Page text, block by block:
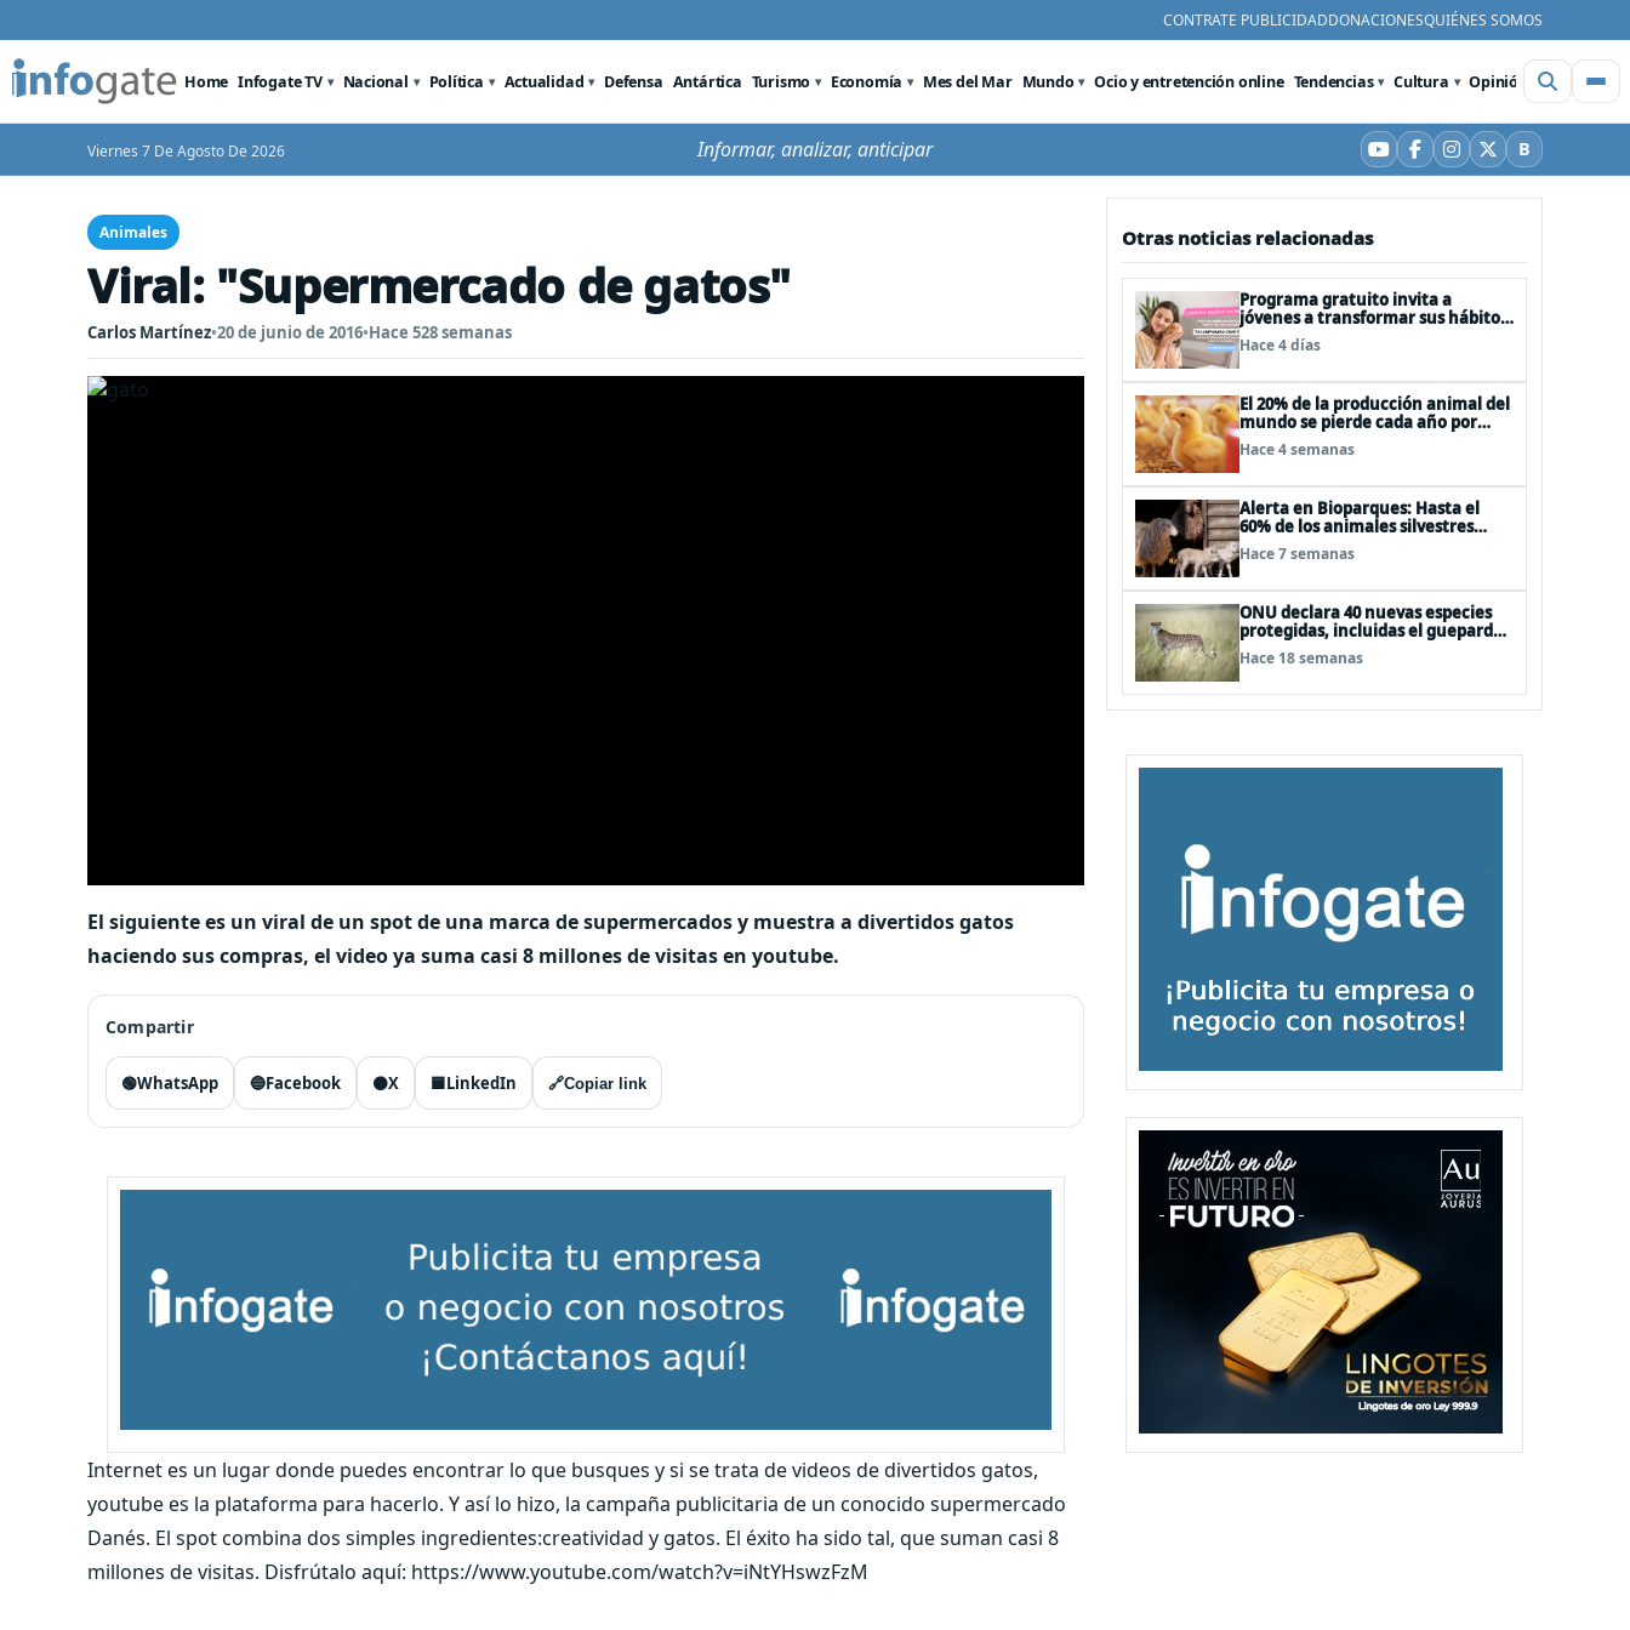
CONTRATE PUBLICIDADDONACIONESQUIÉNES SOMOS
Home Infogate TV Nacional Política Actualidad Defensa Antártica Turismo Economía Mes del Mar Mundo Ocio y entretención online Tendencias Cultura Opinión Videos
Viernes 7 De Agosto De 2026 Informar, analizar, anticipar YouTube
Facebook
Instagram
X BBluesky
Animales
Viral: "Supermercado de gatos"
Carlos Martínez•20 de junio de 2016•Hace 528 semanas
El siguiente es un viral de un spot de una marca de supermercados y muestra a divertidos gatos
haciendo sus compras, el video ya suma casi 8 millones de visitas en youtube.
Compartir
🟢WhatsApp 🔵Facebook ⚫X 🟦LinkedIn 🔗Copiar link
Internet es un lugar donde puedes encontrar lo que busques y si se trata de videos de divertidos gatos,
youtube es la plataforma para hacerlo. Y así lo hizo, la campaña publicitaria de un conocido supermercado
Danés. El spot combina dos simples ingredientes:creatividad y gatos. El éxito ha sido tal, que suman casi 8
millones de visitas. Disfrútalo aquí: https://www.youtube.com/watch?v=iNtYHswzFzM
Otras noticias relacionadas
Programa gratuito invita a
jóvenes a transformar sus hábitos
de consumo cosmético,
alimenticio y de moda
Hace 4 días
El 20% de la producción animal del
mundo se pierde cada año por
enfermedades que se pueden
evitar
Hace 4 semanas
Alerta en Bioparques: Hasta el
60% de los animales silvestres
podría sufrir desnutrición por
dietas mal formuladas
Hace 7 semanas
ONU declara 40 nuevas especies
protegidas, incluidas el guepardo
y el tiburón martillo
Hace 18 semanas